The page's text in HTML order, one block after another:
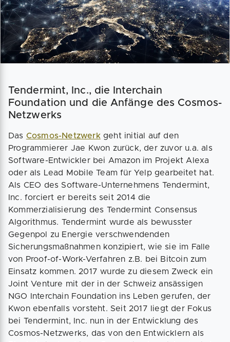
Tendermint, Inc., die Interchain
Foundation und die Anfänge des Cosmos-
Netzwerks
Das Cosmos-Netzwerkgeht initial auf den
Programmierer Jae Kwon zurück, der zuvor u.a. als
Software-Entwickler bei Amazon im Projekt Alexa
oder als Lead Mobile Team für Yelp gearbeitet hat.
Als CEO des Software-Unternehmens Tendermint,
Inc. forciert er bereits seit 2014 die
Kommerzialisierung des Tendermint Consensus
Algorithmus. Tendermint wurde als bewusster
Gegenpol zu Energie verschwendenden
Sicherungsmaßnahmen konzipiert, wie sie im Falle
von Proof-of-Work-Verfahren z.B. bei Bitcoin zum
Einsatz kommen. 2017 wurde zu diesem Zweck ein
Joint Venture mit der in der Schweiz ansässigen
NGO Interchain Foundation ins Leben gerufen, der
Kwon ebenfalls vorsteht. Seit 2017 liegt der Fokus
bei Tendermint, Inc. nun in der Entwicklung des
Cosmos-Netzwerks, das von den Entwicklern als